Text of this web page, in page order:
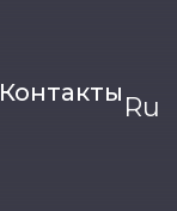
Контакты Ru